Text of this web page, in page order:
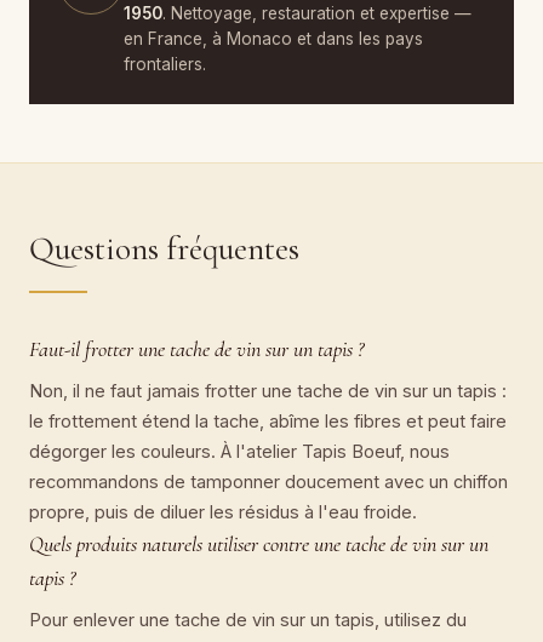
1950. Nettoyage, restauration et expertise —
en France, à Monaco et dans les pays
frontaliers.
Questions fréquentes
Faut-il frotter une tache de vin sur un tapis ?
Non, il ne faut jamais frotter une tache de vin sur un tapis :
le frottement étend la tache, abîme les fibres et peut faire
dégorger les couleurs. À l'atelier Tapis Boeuf, nous
recommandons de tamponner doucement avec un chiffon
propre, puis de diluer les résidus à l'eau froide.
Quels produits naturels utiliser contre une tache de vin sur un
tapis ?
Pour enlever une tache de vin sur un tapis, utilisez du